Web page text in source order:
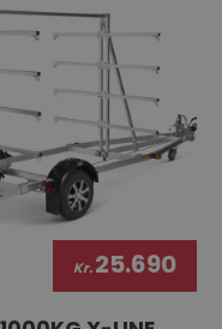
Kr.25.690